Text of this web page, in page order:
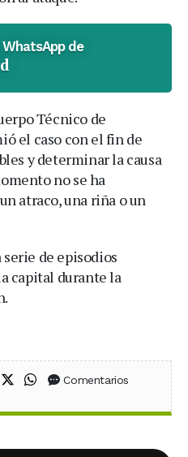
de
Técnico de
el caso con el fin de
y determinar la causa
no se ha
atraco, una riña o un
serie de episodios
capital durante la
en Facebook
Compartir en X (Twitter)
Compartir en WhatsApp
Comentarios